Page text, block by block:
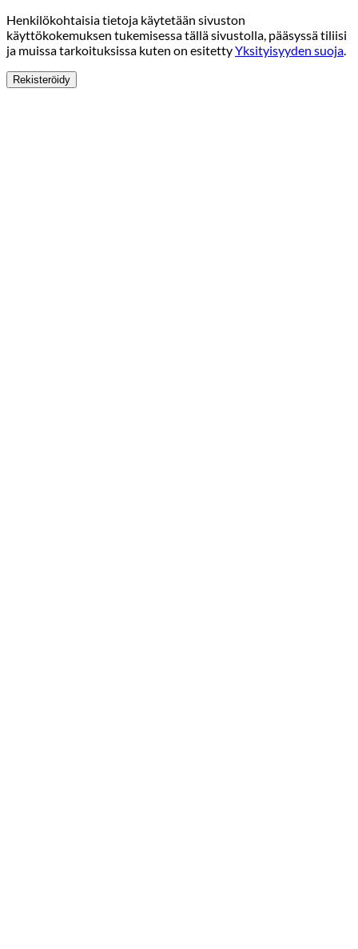
Henkilökohtaisia tietoja käytetään sivuston
käyttökokemuksen tukemisessa tällä sivustolla, pääsyssä tiliisi
ja muissa tarkoituksissa kuten on esitettyYksityisyyden suoja
Rekisteröidy